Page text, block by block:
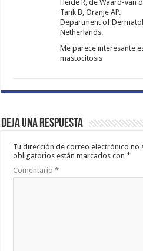
Heide R, de Waard-van
Tank B, Oranje AP.
Department of
Netherlands.
Me parece interesante
mastocitosis
Deja una respuesta
Tu dirección de correo electrónico no
obligatorios están marcados con*
Comentario*